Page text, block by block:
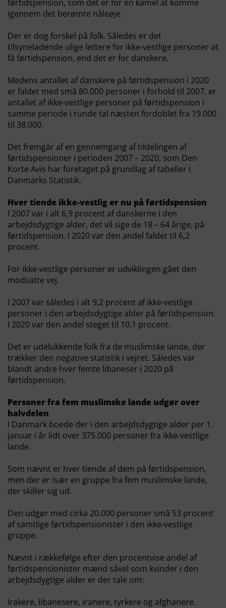
førtidspension, som det er for en kamel at komme
igennem det berømte nåleøje.
Der er dog forskel på folk. Således er det
tilsyneladende ulige lettere for ikke-vestlige personer at
få førtidspension, end det er for danskere.
Medens antallet af danskere på førtidspension i 2020
er faldet med små 80.000 personer i forhold til 2007, er
antallet af ikke-vestlige personer på førtidspension i
samme periode i runde tal næsten fordoblet fra 19.000
til 38.000.
Det fremgår af en gennemgang af tildelingen af
førtidspensioner i perioden 2007 – 2020, som Den
Korte Avis har foretaget på grundlag af tabeller i
Danmarks Statistik.
Hver tiende ikke-vestlig er nu på førtidspension
I 2007 var i alt 6,9 procent af danskerne i den
arbejdsdygtige alder, det vil sige de 18 – 64 årige, på
førtidspension. I 2020 var den andel faldet til 6,2
procent.
For ikke-vestlige personer er udviklingen gået den
modsatte vej.
I 2007 var således i alt 9,2 procent af ikke-vestlige
personer i den arbejdsdygtige alder på førtidspension.
I 2020 var den andel steget til 10,1 procent.
Det er udelukkende folk fra de muslimske lande, der
trækker den negative statistik i vejret. Således var
blandt andre hver femte libaneser i 2020 på
førtidspension.
Personer fra fem muslimske lande udgør over
halvdelen
I Danmark boede der i den arbejdsdygtige alder per 1.
januar i år lidt over 375.000 personer fra ikke-vestlige
lande.
Som nævnt er hver tiende af dem på førtidspension,
men der er især en gruppe fra fem muslimske lande,
der skiller sig ud.
Den udgør med cirka 20.000 personer små 53 procent
af samtlige førtidspensionister i den ikke-vestlige
gruppe.
Nævnt i rækkefølge efter den procentvise andel af
førtidspensionister mænd såvel som kvinder i den
arbejdsdygtige alder er der tale om:
Irakere, libanesere, iranere, tyrkere og afghanere.